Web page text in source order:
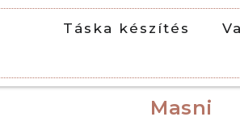
Táska készítés
Masni